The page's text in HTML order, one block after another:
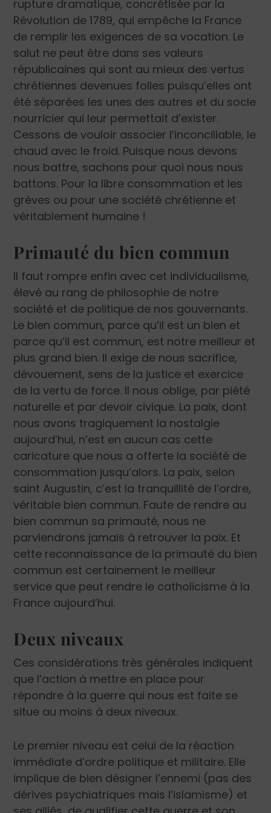
rupture dramatique, concrétisée par la
Révolution de 1789, qui empêche la France
de remplir les exigences de sa vocation. Le
salut ne peut être dans ses valeurs
républicaines qui sont au mieux des vertus
chrétiennes devenues folles puisqu’elles ont
été séparées les unes des autres et du socle
nourricier qui leur permettait d’exister.
Cessons de vouloir associer l’inconciliable, le
chaud avec le froid. Puisque nous devons
nous battre, sachons pour quoi nous nous
battons. Pour la libre consommation et les
grèves ou pour une société chrétienne et
véritablement humaine !
Primauté du bien commun
Il faut rompre enfin avec cet individualisme,
élevé au rang de philosophie de notre
société et de politique de nos gouvernants.
Le bien commun, parce qu’il est un bien et
parce qu’il est commun, est notre meilleur et
plus grand bien. Il exige de nous sacrifice,
dévouement, sens de la justice et exercice
de la vertu de force. Il nous oblige, par piété
naturelle et par devoir civique. La paix, dont
nous avons tragiquement la nostalgie
aujourd’hui, n’est en aucun cas cette
caricature que nous a offerte la société de
consommation jusqu’alors. La paix, selon
saint Augustin, c’est la tranquillité de l’ordre,
véritable bien commun. Faute de rendre au
bien commun sa primauté, nous ne
parviendrons jamais à retrouver la paix. Et
cette reconnaissance de la primauté du bien
commun est certainement le meilleur
service que peut rendre le catholicisme à la
France aujourd’hui.
Deux niveaux
Ces considérations très générales indiquent
que l’action à mettre en place pour
répondre à la guerre qui nous est faite se
situe au moins à deux niveaux.
Le premier niveau est celui de la réaction
immédiate d’ordre politique et militaire. Elle
implique de bien désigner l’ennemi (pas des
dérives psychiatriques mais l’islamisme) et